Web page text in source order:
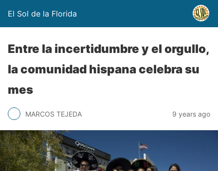
El Sol de la Florida
Entre la incertidumbre y el orgullo,
la comunidad hispana celebra su
mes
MARCOS TEJEDA 9 years ago